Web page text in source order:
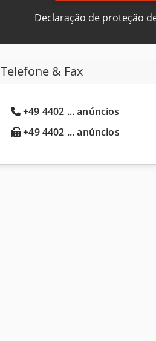
Declaração de proteção
Telefone & Fax
+49 4402 ... anúncios
+49 4402 ... anúncios